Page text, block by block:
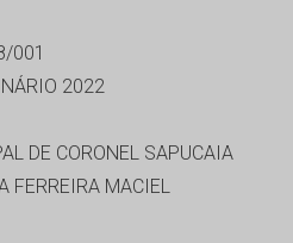
001
2022
DE CORONEL SAPUCAIA
FERREIRA MACIEL